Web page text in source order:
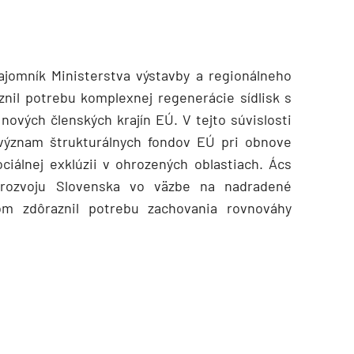
Ministerstva výstavby a regionálneho
potrebu komplexnej regenerácie sídlisk s
členských krajín EÚ. V tejto súvislosti
štrukturálnych fondov EÚ pri obnove
exklúzii v ohrozených oblastiach. Ács
Slovenska vo väzbe na nadradené
zdôraznil potrebu zachovania rovnováhy
TZB HAUSTECHNIK 3/2026